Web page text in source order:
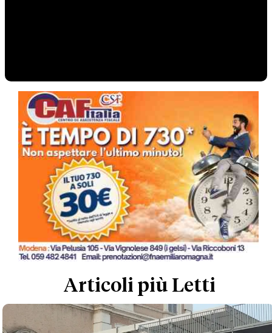
Articoli più Letti